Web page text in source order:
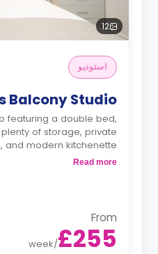
12
استوديو
Balcony Studio
featuring a double bed,
of storage, private
and modern kitchenette.
*Prices may differ.
Read more
From
£255
/
week